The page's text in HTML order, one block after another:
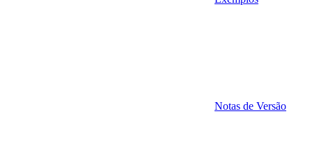
Notas de Versão